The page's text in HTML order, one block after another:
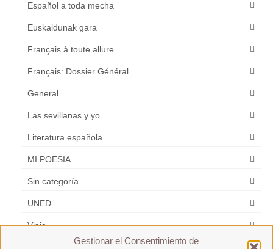
Gestionar el Consentimiento de
Español a toda mecha
Euskaldunak gara
Français à toute allure
Français: Dossier Général
General
Las sevillanas y yo
Literatura española
MI POESIA
Sin categoría
UNED
Viaje